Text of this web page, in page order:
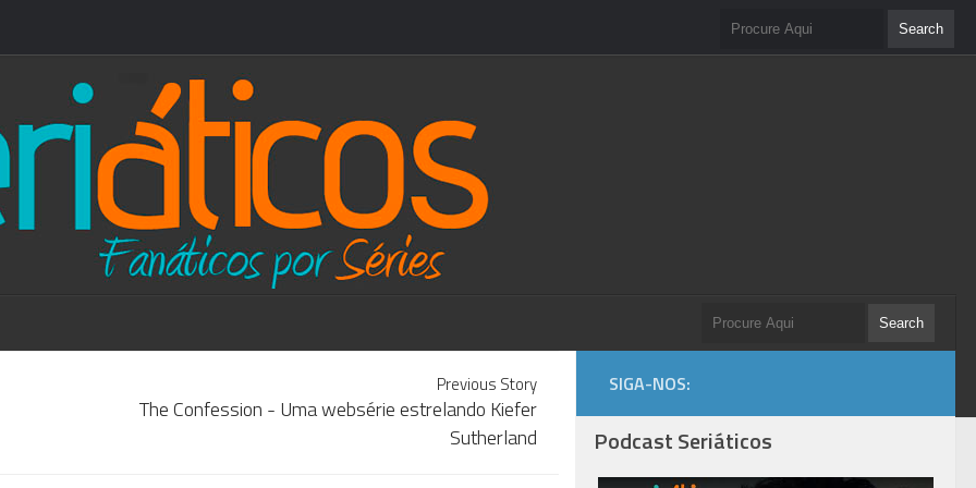
Previous Story
The Confession - Uma websérie estrelando Kiefer
Sutherland
SIGA-NOS:
Podcast Seriáticos